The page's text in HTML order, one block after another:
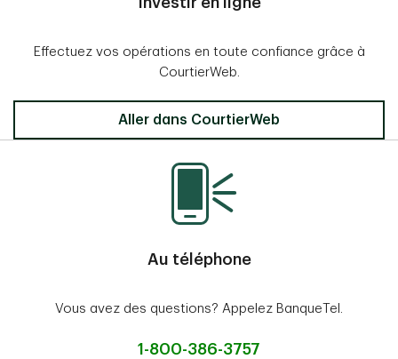
Effectuez vos opérations en toute confiance grâce à
CourtierWeb.
Aller dans CourtierWeb
Au téléphone
Vous avez des questions? Appelez BanqueTel.
1-800-386-3757